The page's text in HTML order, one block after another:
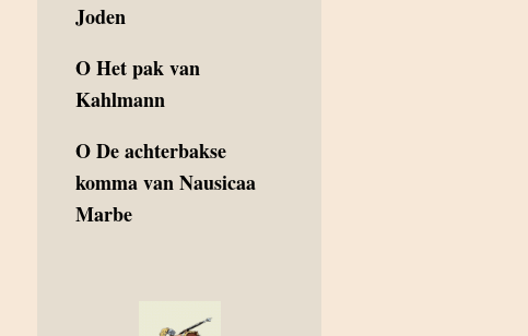
Joden
OHet pak van
Kahlmann
ODe achterbakse
komma van Nausicaa
Marbe